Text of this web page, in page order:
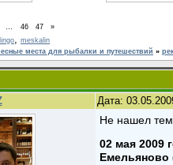
… 46 47 »
, meskalin
места для рыбалки и путешествий »
Дата:
Не нашел
02 мая 2009
Емельяново